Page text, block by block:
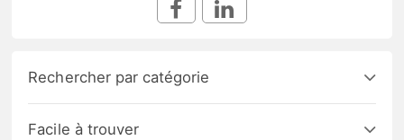
Rechercher par catégorie
Facile à trouver